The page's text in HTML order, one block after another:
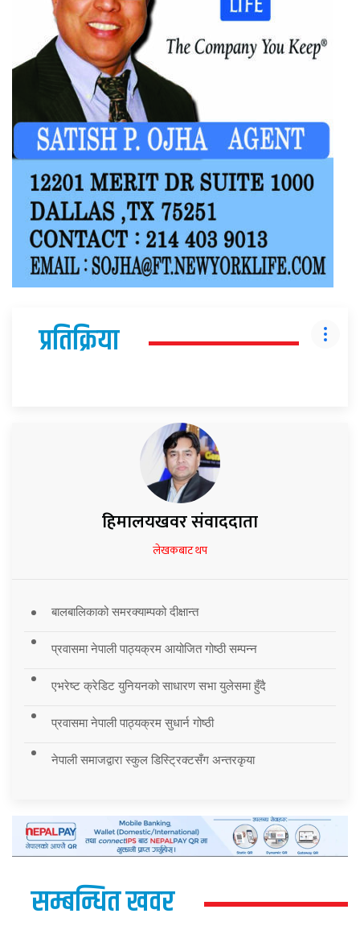
प्रतिक्रिया
हिमालयखवर संवाददाता
लेखकबाट थप
बालबालिकाको समरक्याम्पको दीक्षान्त
प्रवासमा नेपाली पाठ्यक्रम आयोजित गोष्ठी सम्पन्न
एभरेष्ट क्रेडिट युनियनको साधारण सभा युलेसमा हुँदै
प्रवासमा नेपाली पाठ्यक्रम सुधार्न गोष्ठी
नेपाली समाजद्वारा स्कुल डिस्ट्रिक्टसँग अन्तरकृया
सम्बन्धित खवर